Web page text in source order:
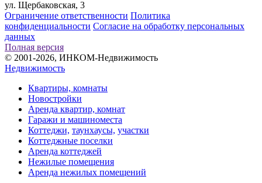
ул. Щербаковская, 3
Ограничение ответственности Политика
конфиденциальности Согласие на обработку персональных
данных
Полная версия
© 2001-2026, ИНКОМ-Недвижимость
Недвижимость
Квартиры, комнаты
Новостройки
Аренда квартир, комнат
Гаражи и машиноместа
Коттеджи, таунхаусы, участки
Коттеджные поселки
Аренда коттеджей
Нежилые помещения
Аренда нежилых помещений